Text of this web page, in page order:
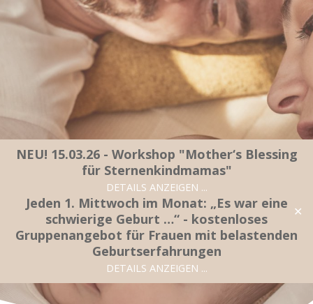
NEU! 15.03.26 - Workshop "Mother‘s Blessing
für Sternenkindmamas"
DETAILS ANZEIGEN ...
Jeden 1. Mittwoch im Monat: „Es war eine
schwierige Geburt …“ - kostenloses
Gruppenangebot für Frauen mit belastenden
Geburtserfahrungen
DETAILS ANZEIGEN ...
✕
Inhalt
springen
CALM